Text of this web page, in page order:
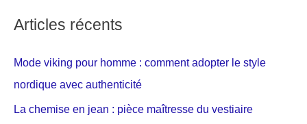
Articles récents
Mode viking pour homme : comment adopter le style
nordique avec authenticité
La chemise en jean : pièce maîtresse du vestiaire